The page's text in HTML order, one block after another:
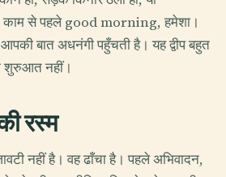
काम से पहले good morning, हमेशा।
बात अधनंगी पहुँचती है। यह द्वीप बहुत
शुरुआत नहीं।
रस्म
नहीं है। वह ढाँचा है। पहले अभिवादन,